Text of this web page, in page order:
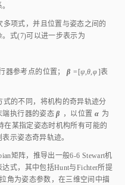
项式，并且位置与姿态之间的
式(7)可以进一步表示为
器参考点的位置； β =[ψ,θ,φ]表
的不同，将机构的奇异轨迹分
端执行器的姿态 β ，以位置 α 为
在某指定姿态时机构所有可能的
示姿态奇异轨迹。
矩阵，推导出一般6‑6 Stewart机
式，其中包括Hunt与Fichter所提
角为姿态参数，在三维空间中描